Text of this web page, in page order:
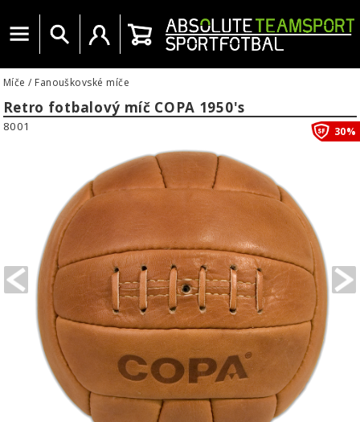
Menu Vyhledat Uživatelský účet
Košík
Míče / Fanouškovské míče
Retro fotbalový míč COPA 1950's
PREVIOUS
8001 30%